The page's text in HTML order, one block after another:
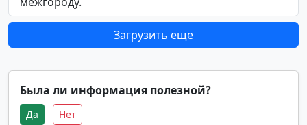
Загрузить еще
Была ли информация полезной?
Да Нет